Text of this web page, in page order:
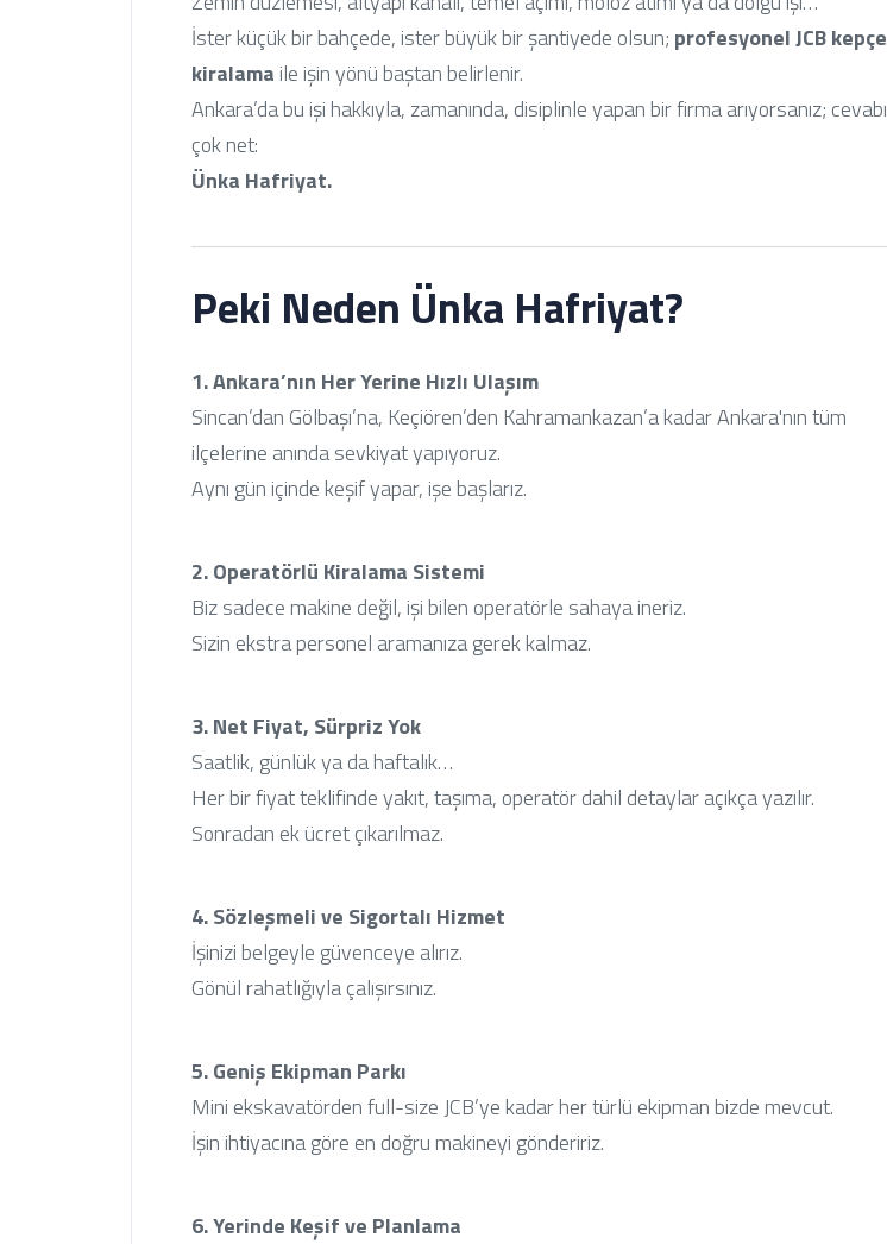
İster küçük bir bahçede, ister büyük bir şantiyede olsun; profesyonel JCB kepçe
kiralama ile işin yönü baştan belirlenir.
Ankara’da bu işi hakkıyla, zamanında, disiplinle yapan bir firma arıyorsanız; cevabı
çok net:
Ünka Hafriyat.
Peki Neden Ünka Hafriyat?
1. Ankara’nın Her Yerine Hızlı Ulaşım
Sincan’dan Gölbaşı’na, Keçiören’den Kahramankazan’a kadar Ankara'nın tüm
ilçelerine anında sevkiyat yapıyoruz.
Aynı gün içinde keşif yapar, işe başlarız.
2. Operatörlü Kiralama Sistemi
Biz sadece makine değil, işi bilen operatörle sahaya ineriz.
Sizin ekstra personel aramanıza gerek kalmaz.
3. Net Fiyat, Sürpriz Yok
Saatlik, günlük ya da haftalık…
Her bir fiyat teklifinde yakıt, taşıma, operatör dahil detaylar açıkça yazılır.
Sonradan ek ücret çıkarılmaz.
4. Sözleşmeli ve Sigortalı Hizmet
İşinizi belgeyle güvenceye alırız.
Gönül rahatlığıyla çalışırsınız.
5. Geniş Ekipman Parkı
Mini ekskavatörden full-size JCB’ye kadar her türlü ekipman bizde mevcut.
İşin ihtiyacına göre en doğru makineyi göndeririz.
6. Yerinde Keşif ve Planlama